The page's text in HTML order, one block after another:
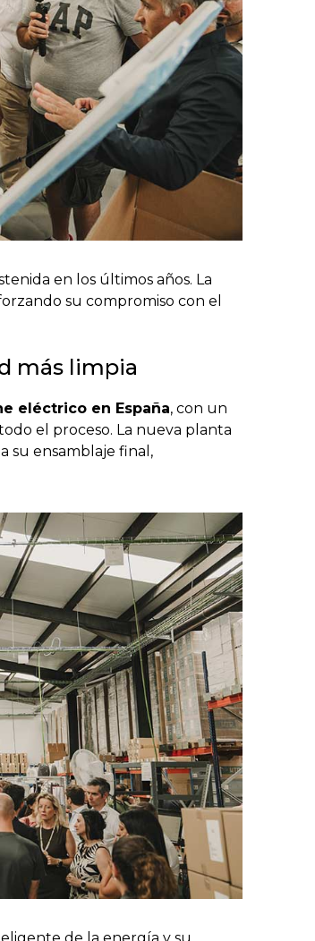
en los últimos años. La
su compromiso con el
más limpia
eléctrico en España, con un
el proceso. La nueva planta
su ensamblaje final,
de la energía y su